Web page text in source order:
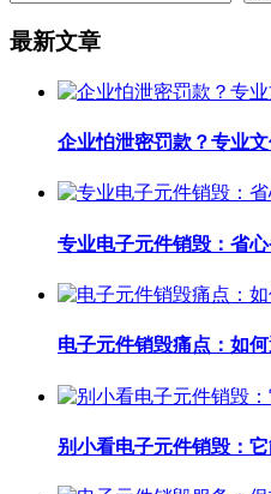
最新文章
企业怕泄密罚款？专业
专业电子元件销毁：省
电子元件销毁痛点：如
别小看电子元件销毁：